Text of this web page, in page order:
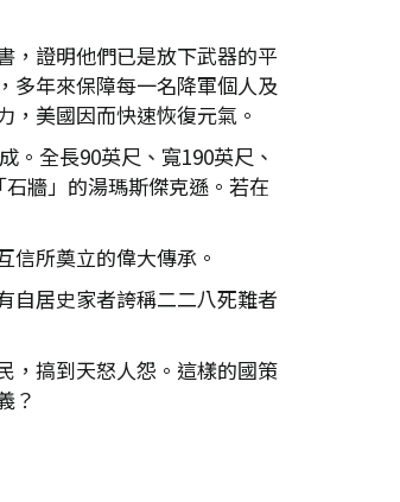
，證明他們已是放下武器的平
多年來保障每一名降軍個人及
美國因而快速恢復元氣。
。全長90英尺、寬190英尺、
牆」的湯瑪斯傑克遜。若在
所奠立的偉大傳承。
自居史家者誇稱二二八死難者
，搞到天怒人怨。這樣的國策
？